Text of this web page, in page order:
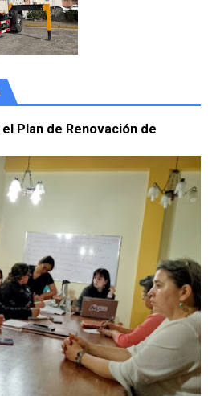
Plan de Renovación de